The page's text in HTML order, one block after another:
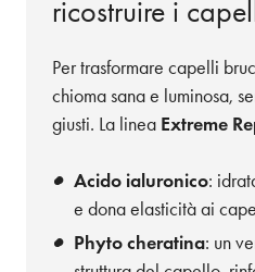
ricostruire i
Per trasformare capelli
chioma sana e luminosa,
giusti. La linea Extreme
Acido ialuronico:
e dona elasticità ai
Phyto cheratina: un